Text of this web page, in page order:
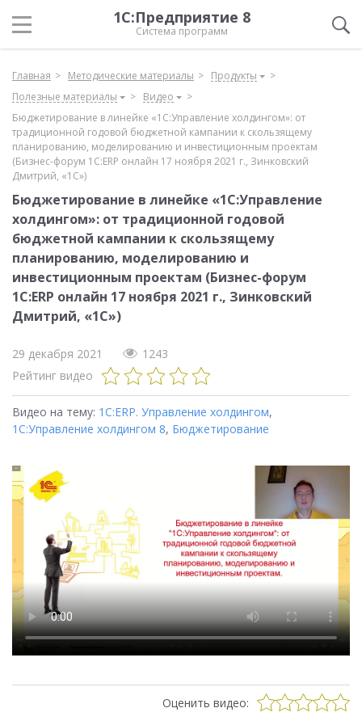
1С:Предприятие 8
Система программ
Главная Методические материалы
Продукты
Полезные материалы
Видео
Бюджетирование в линейке «1С:Управление холдингом»: от
традиционной годовой бюджетной кампании к скользящему
планированию, моделированию и инвестиционным проектам
(Бизнес-форум 1С:ERP онлайн 17 ноября 2021 г., Зинковский
Дмитрий, «1С»)
Бюджетирование в линейке «1С:Управление
холдингом»: от традиционной годовой
бюджетной кампании к скользящему
планированию, моделированию и
инвестиционным проектам (Бизнес-форум
1С:ERP онлайн 17 ноября 2021 г., Зинковский
Дмитрий, «1С»)
29 декабря 2021
1243
Рейтинг видео
Видео на тему: 1С:ERP. Управление холдингом,
1С:Управление холдингом 8, Бюджетирование
Оценить видео: